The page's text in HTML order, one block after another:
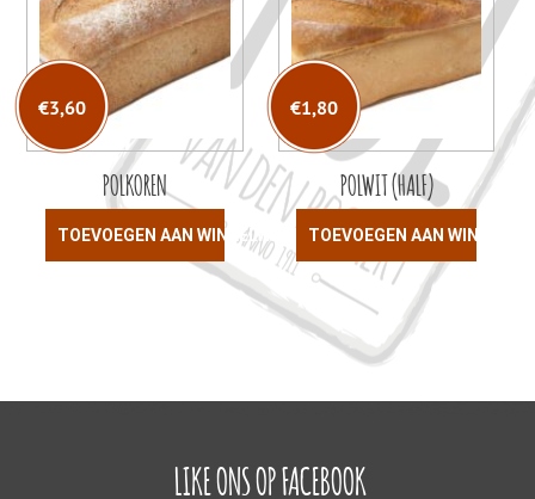
POLKOREN
€3,60
TOEVOEGEN AAN WINKELWAGEN
POLWIT (HALF)
€1,80
TOEVOEGEN AAN
LIKE ONS OP FACEBOOK